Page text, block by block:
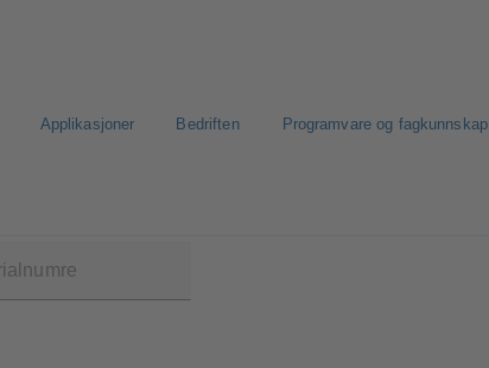
Applikasjoner Bedriften Programvare og fagkunnskap